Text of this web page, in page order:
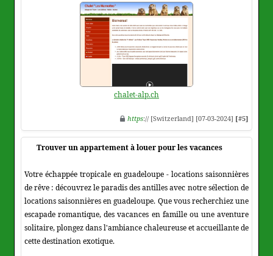
chalet-alp.ch
https:// [Switzerland] [07-03-2024] [#5]
Trouver un appartement à louer pour les vacances
Votre échappée tropicale en guadeloupe - locations saisonnières
de rêve : découvrez le paradis des antilles avec notre sélection de
locations saisonnières en guadeloupe. Que vous recherchiez une
escapade romantique, des vacances en famille ou une aventure
solitaire, plongez dans l'ambiance chaleureuse et accueillante de
cette destination exotique.